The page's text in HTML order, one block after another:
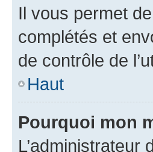
Il vous permet
complétés et
de contrôle de
Haut
Pourquoi mon